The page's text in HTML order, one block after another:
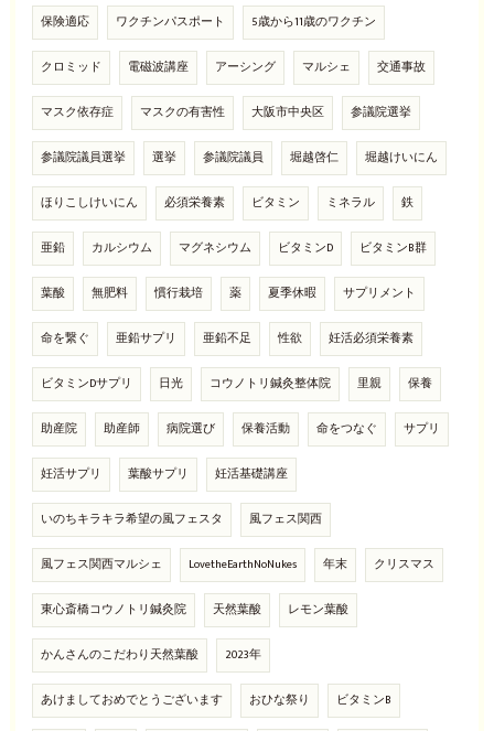
保険適応 ワクチンパスポート 5歳から11歳のワクチン
クロミッド 電磁波講座 アーシング マルシェ 交通事故
マスク依存症 マスクの有害性 大阪市中央区 参議院選挙
参議院議員選挙 選挙 参議院議員 堀越啓仁 堀越けいにん
ほりこしけいにん 必須栄養素 ビタミン ミネラル 鉄
亜鉛 カルシウム マグネシウム ビタミンD ビタミンB群
葉酸 無肥料 慣行栽培 薬 夏季休暇 サプリメント
命を繋ぐ 亜鉛サプリ 亜鉛不足 性欲 妊活必須栄養素
ビタミンDサプリ 日光 コウノトリ鍼灸整体院 里親 保養
助産院 助産師 病院選び 保養活動 命をつなぐ サプリ
妊活サプリ 葉酸サプリ 妊活基礎講座
いのちキラキラ希望の風フェスタ 風フェス関西
風フェス関西マルシェ LovetheEarthNoNukes 年末 クリスマス
東心斎橋コウノトリ鍼灸院 天然葉酸 レモン葉酸
かんさんのこだわり天然葉酸 2023年
あけましておめでとうございます おひな祭り ビタミンB